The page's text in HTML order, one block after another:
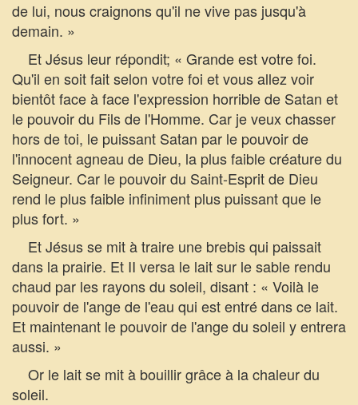
de lui, nous craignons qu'il ne vive pas jusqu'à
demain. »
Et Jésus leur répondit; « Grande est votre foi.
Qu'il en soit fait selon votre foi et vous allez voir
bientôt face à face l'expression horrible de Satan et
le pouvoir du Fils de l'Homme. Car je veux chasser
hors de toi, le puissant Satan par le pouvoir de
l'innocent agneau de Dieu, la plus faible créature du
Seigneur. Car le pouvoir du Saint-Esprit de Dieu
rend le plus faible infiniment plus puissant que le
plus fort. »
Et Jésus se mit à traire une brebis qui paissait
dans la prairie. Et II versa le lait sur le sable rendu
chaud par les rayons du soleil, disant : « Voilà le
pouvoir de l'ange de l'eau qui est entré dans ce lait.
Et maintenant le pouvoir de l'ange du soleil y entrera
aussi. »
Or le lait se mit à bouillir grâce à la chaleur du
soleil.